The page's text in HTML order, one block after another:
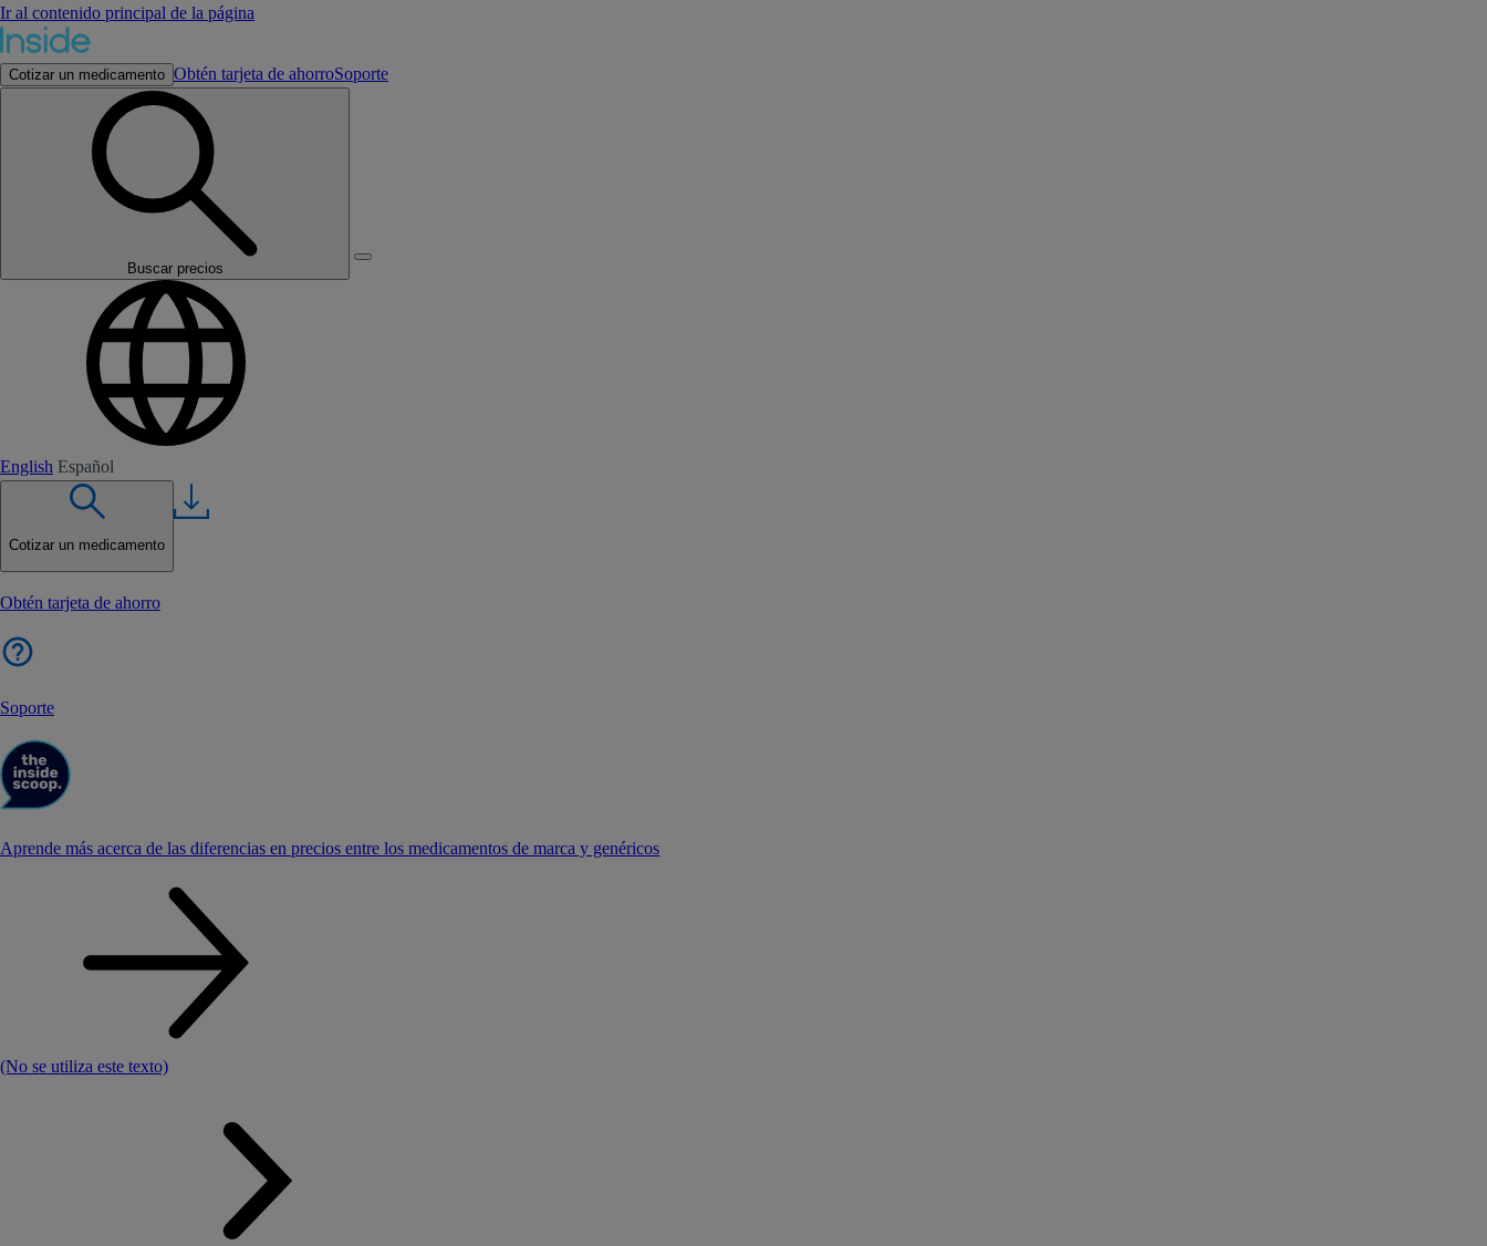
Ir al contenido principal de la página
Cotizar un medicamento Obtén tarjeta de ahorroSoporte
Buscar precios
English Español
Cotizar un medicamento
Obtén tarjeta de ahorro
Soporte
Aprende más acerca de las diferencias en precios entre los medicamentos de marca y genéricos
(No se utiliza este texto)